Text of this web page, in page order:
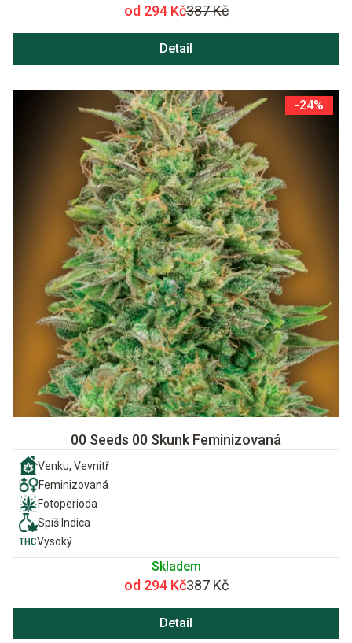
od 294 Kč387 Kč
Detail
-24%
00 Seeds 00 Skunk Feminizovaná
Venku, Vevnitř
Feminizovaná
Fotoperioda
Spíš Indica
Vysoký
Skladem
od 294 Kč387 Kč
Detail